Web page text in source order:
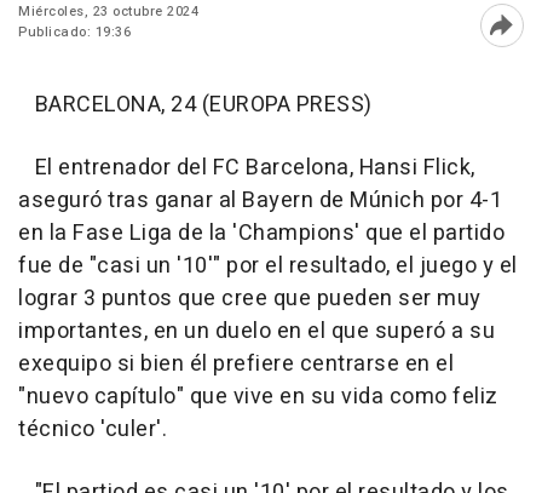
Miércoles, 23 octubre 2024
Publicado: 19:36
BARCELONA, 24 (EUROPA PRESS)
El entrenador del FC Barcelona, Hansi Flick,
aseguró tras ganar al Bayern de Múnich por 4-1
en la Fase Liga de la 'Champions' que el partido
fue de "casi un '10'" por el resultado, el juego y el
lograr 3 puntos que cree que pueden ser muy
importantes, en un duelo en el que superó a su
exequipo si bien él prefiere centrarse en el
"nuevo capítulo" que vive en su vida como feliz
técnico 'culer'.